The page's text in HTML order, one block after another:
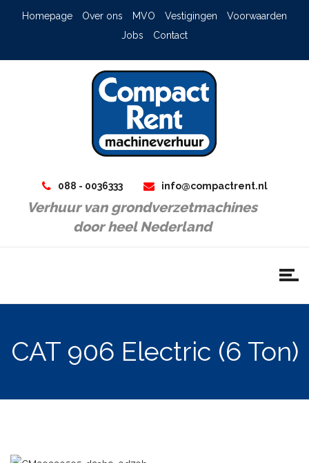
Homepage Over ons MVO Vestigingen
Voorwaarden
Jobs
Contact
088 - 0036333 info@compactrent.nl
Verhuur van grondverzetmachines
door heel Nederland
CAT 906 Electric (6 Ton)